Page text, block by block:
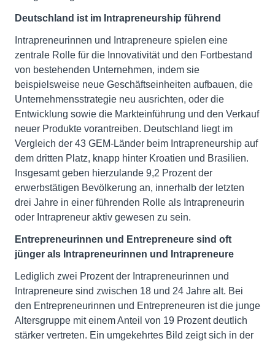
Deutschland ist im Intrapreneurship führend
Intrapreneurinnen und Intrapreneure spielen eine
zentrale Rolle für die Innovativität und den Fortbestand
von bestehenden Unternehmen, indem sie
beispielsweise neue Geschäftseinheiten aufbauen, die
Unternehmensstrategie neu ausrichten, oder die
Entwicklung sowie die Markteinführung und den Verkauf
neuer Produkte vorantreiben. Deutschland liegt im
Vergleich der 43 GEM-Länder beim Intrapreneurship auf
dem dritten Platz, knapp hinter Kroatien und Brasilien.
Insgesamt geben hierzulande 9,2 Prozent der
erwerbstätigen Bevölkerung an, innerhalb der letzten
drei Jahre in einer führenden Rolle als Intrapreneurin
oder Intrapreneur aktiv gewesen zu sein.
Entrepreneurinnen und Entrepreneure sind oft
jünger als Intrapreneurinnen und Intrapreneure
Lediglich zwei Prozent der Intrapreneurinnen und
Intrapreneure sind zwischen 18 und 24 Jahre alt. Bei
den Entrepreneurinnen und Entrepreneuren ist die junge
Altersgruppe mit einem Anteil von 19 Prozent deutlich
stärker vertreten. Ein umgekehrtes Bild zeigt sich in der